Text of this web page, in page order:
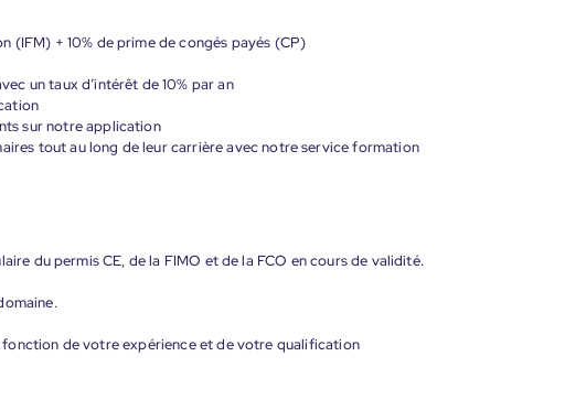
(IFM) + 10% de prime de congés payés (CP)
un taux d’intérêt de 10% par an
sur notre application
tout au long de leur carrière avec notre service formation
du permis CE, de la FIMO et de la FCO en cours de validité.
fonction de votre expérience et de votre qualification